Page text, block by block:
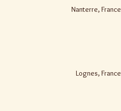
Nanterre, France
Lognes, France